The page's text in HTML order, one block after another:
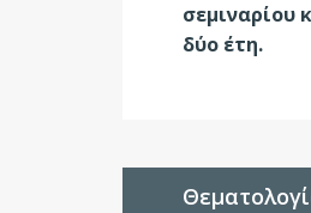
σεμιναρίου
δύο έτη.